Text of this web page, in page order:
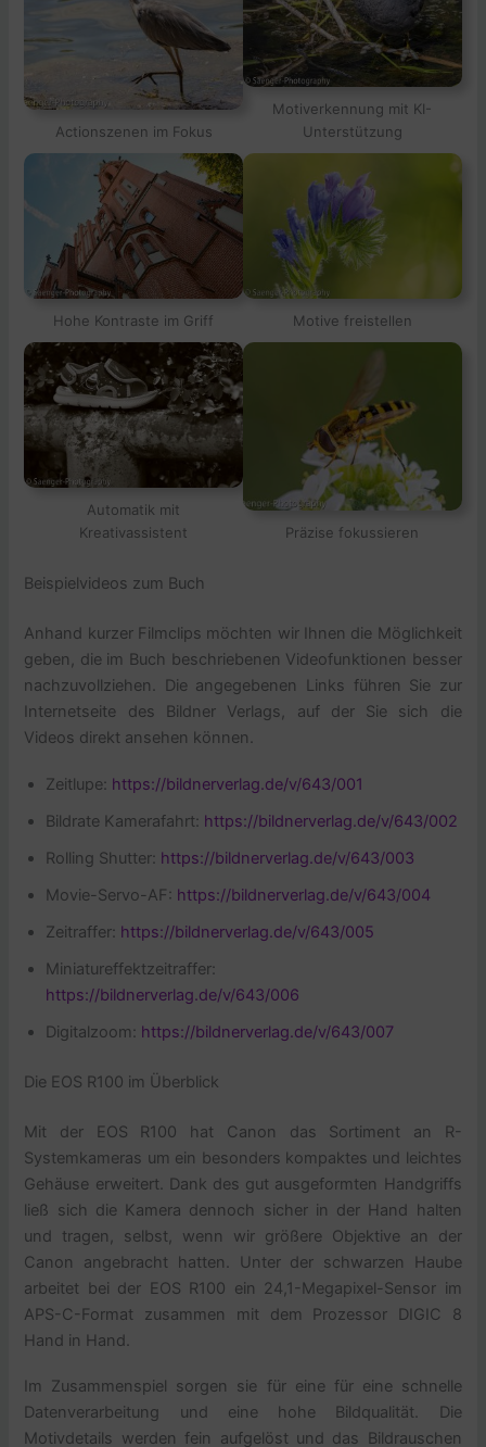
Actionszenen im Fokus
Motiverkennung mit KI-
Unterstützung
Hohe Kontraste im Griff Motive freistellen
Automatik mit
Kreativassistent
Präzise fokussieren
Beispielvideos zum Buch
Anhand kurzer Filmclips möchten wir Ihnen die Möglichkeit
geben, die im Buch beschriebenen Videofunktionen besser
nachzuvollziehen. Die angegebenen Links führen Sie zur
Internetseite des Bildner Verlags, auf der Sie sich die
Videos direkt ansehen können.
Zeitlupe: https://bildnerverlag.de/v/643/001
Bildrate Kamerafahrt: https://bildnerverlag.de/v/643/002
Rolling Shutter: https://bildnerverlag.de/v/643/003
Movie-Servo-AF: https://bildnerverlag.de/v/643/004
Zeitraffer: https://bildnerverlag.de/v/643/005
Miniatureffektzeitraffer:
https://bildnerverlag.de/v/643/006
Digitalzoom: https://bildnerverlag.de/v/643/007
Die EOS R100 im Überblick
Mit der EOS R100 hat Canon das Sortiment an R-
Systemkameras um ein besonders kompaktes und leichtes
Gehäuse erweitert. Dank des gut ausgeformten Handgriffs
ließ sich die Kamera dennoch sicher in der Hand halten
und tragen, selbst, wenn wir größere Objektive an der
Canon angebracht hatten. Unter der schwarzen Haube
arbeitet bei der EOS R100 ein 24,1-Megapixel-Sensor im
APS-C-Format zusammen mit dem Prozessor DIGIC 8
Hand in Hand.
Im Zusammenspiel sorgen sie für eine für eine schnelle
Datenverarbeitung und eine hohe Bildqualität. Die
Motivdetails werden fein aufgelöst und das Bildrauschen